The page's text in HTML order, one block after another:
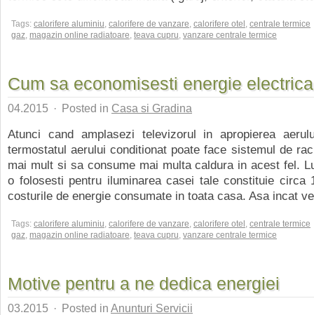
Tags: calorifere aluminiu, calorifere de vanzare, calorifere otel , centrale termice
gaz, magazin online radiatoare, teava cupru, vanzare centrale termice
Cum sa economisesti energie
04.2015 · Posted in Casa si Gradina
Atunci cand amplasezi televizorul in apropierea
termostatul aerului conditionat poate face sistemul de
mai mult si sa consume mai multa caldura in acest fel.
o folosesti pentru iluminarea casei tale constituie circa
costurile de energie consumate in toata casa. Asa incat
Tags: calorifere aluminiu, calorifere de vanzare, calorifere otel , centrale termice
gaz, magazin online radiatoare, teava cupru, vanzare centrale termice
Motive pentru a ne dedica energiei
03.2015 · Posted in Anunturi Servicii